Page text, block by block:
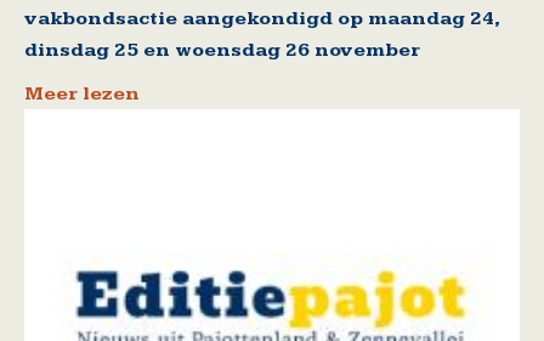
vakbondsactie aangekondigd op maandag 24,
dinsdag 25 en woensdag 26 november
Meer lezen